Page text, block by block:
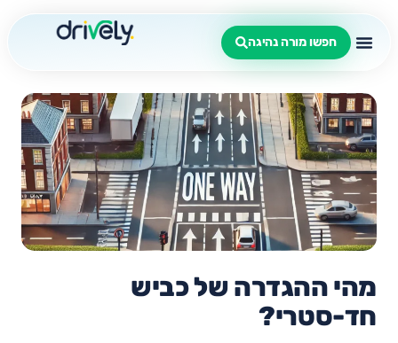
חפשו מורה נהיגה
מהי ההגדרה של כביש
חד-סטרי?